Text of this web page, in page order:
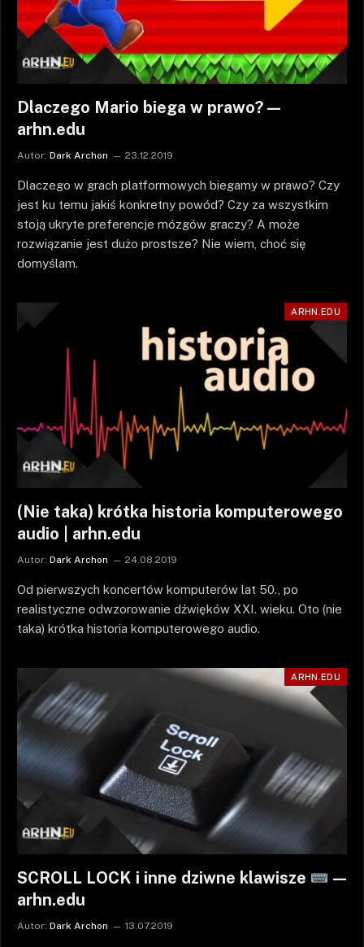
Dlaczego Mario biega w prawo? —
arhn.edu
Autor: Dark Archon 23.12.2019
Dlaczego w grach platformowych biegamy w prawo? Czy
jest ku temu jakiś konkretny powód? Czy za wszystkim
stoją ukryte preferencje mózgów graczy? A może
rozwiązanie jest dużo prostsze? Nie wiem, choć się
domyślam.
ARHN.EDU
(Nie taka) krótka historia komputerowego
audio | arhn.edu
Autor: Dark Archon 24.08.2019
Od pierwszych koncertów komputerów lat 50., po
realistyczne odwzorowanie dźwięków XXI. wieku. Oto (nie
taka) krótka historia komputerowego audio.
ARHN.EDU
SCROLL LOCK i inne dziwne klawisze
—
arhn.edu
Autor: Dark Archon 13.07.2019